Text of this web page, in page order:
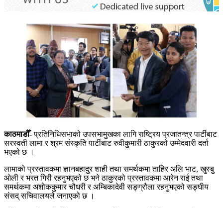
काठमाडौँ-प्रतिनिधिसभाको उपसभामुखका लागि राष्ट्रिय प्रजातन्त्र पार्टीबाट
सरस्वती लामा र श्रम संस्कृति पार्टीबाट रुवीकुमारी ठाकुरको उम्मेदवारी दर्ता
भएको छ ।
लामाको प्रस्तावकमा ज्ञानबहादुर शाही तथा समर्थकमा ताहिर अलि भाट, खुस्बु
ओली र भरत गिरी रहनुभएको छ भने ठाकुरको प्रस्तावकमा आरेन राई तथा
समर्थकमा अशोककुमार चौधरी र अम्बिकादेवी सङ्ग्रौला रहनुभएको सङ्घीय
संसद् सचिवालयले जनाएको छ ।